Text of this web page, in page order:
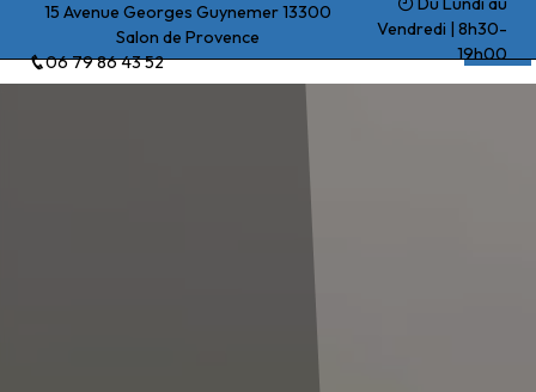
15 Avenue Georges Guynemer 13300
Salon de Provence
06 79 86 43 52
Vendredi | 8h30-
19h00
Beck Yohan
Panneau de gestion des cookies